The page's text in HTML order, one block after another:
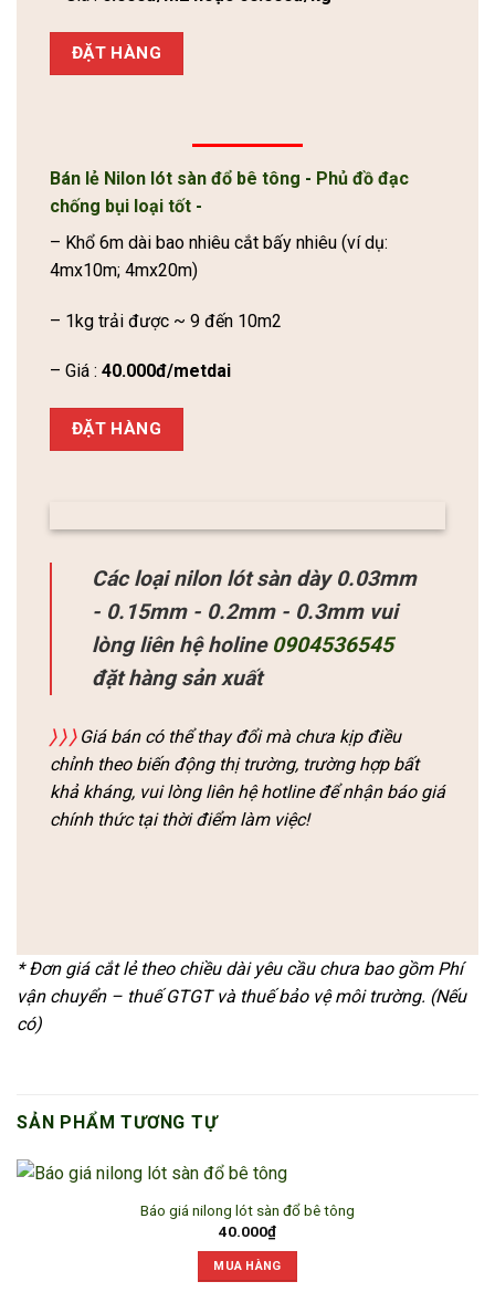
ĐẶT HÀNG
Bán lẻ Nilon lót sàn đổ bê tông - Phủ đồ đạc
chống bụi loại tốt -
– Khổ 6m dài bao nhiêu cắt bấy nhiêu (ví dụ:
4mx10m; 4mx20m)
– 1kg trải được ~ 9 đến 10m2
– Giá : 40.000đ/metdai
ĐẶT HÀNG
Các loại nilon lót sàn dày 0.03mm
- 0.15mm - 0.2mm - 0.3mm vui
lòng liên hệ holine 0904536545
đặt hàng sản xuất
〉 〉 〉 Giá bán có thể thay đổi mà chưa kịp điều
chỉnh theo biến động thị trường, trường hợp bất
khả kháng, vui lòng liên hệ hotline để nhận báo giá
chính thức tại thời điểm làm việc!
* Đơn giá cắt lẻ theo chiều dài yêu cầu chưa bao gồm Phí
vận chuyển – thuế GTGT và thuế bảo vệ môi trường. (Nếu
có)
SẢN PHẨM TƯƠNG TỰ
Báo giá nilong lót sàn đổ bê tông
40.000₫
MUA HÀNG